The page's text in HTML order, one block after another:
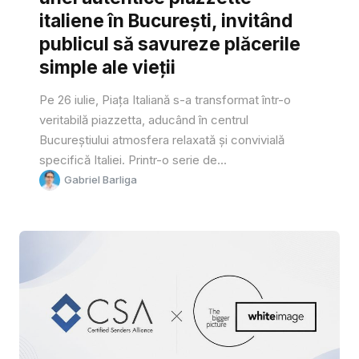
italiene în București, invitând
publicul să savureze plăcerile
simple ale vieții
Pe 26 iulie, Piața Italiană s-a transformat într-o
veritabilă piazzetta, aducând în centrul
Bucureștiului atmosfera relaxată și convivială
specifică Italiei. Printr-o serie de...
Gabriel Barliga